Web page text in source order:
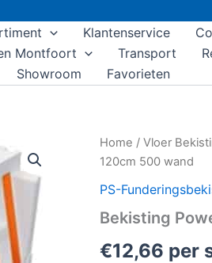
Klantenservice
Montfoort
Transport
Showroom Favorieten
Home / Vloer
120cm 500 wand
PS-
Bekisting
€12,66 per
Bekisting
Powerkist
120cm
wand